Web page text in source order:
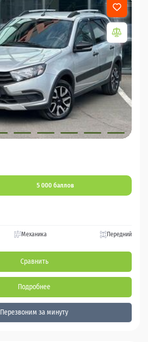
5 000 баллов
Механика Передний
Сравнить
Подробнее
Перезвоним за минуту